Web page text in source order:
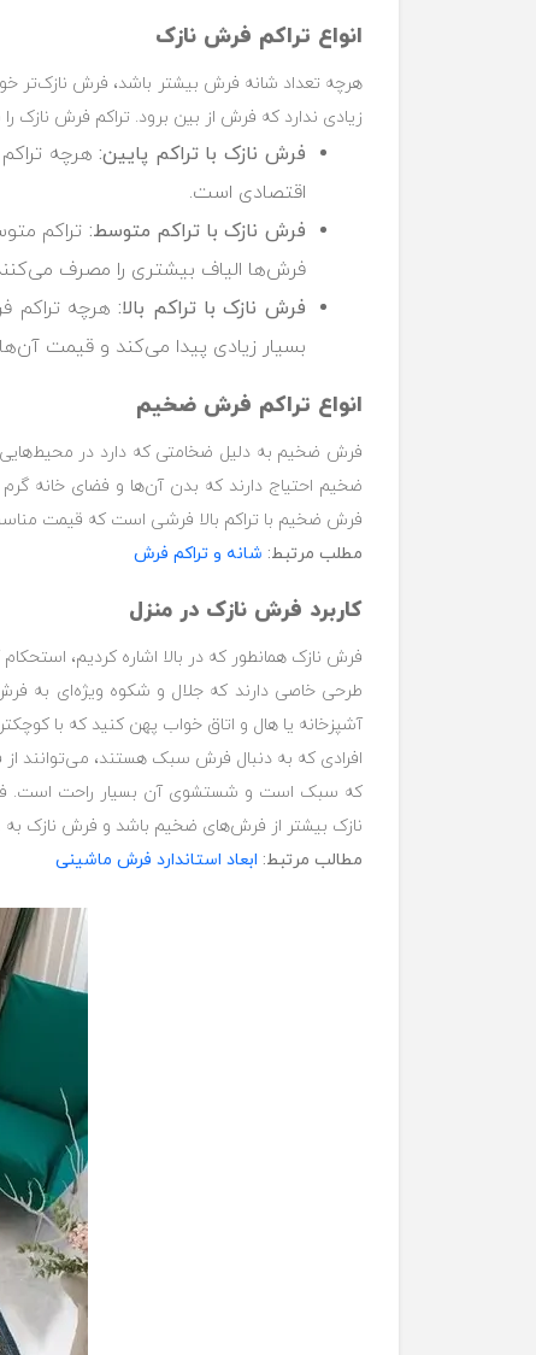
انواع تراکم فرش نازک
هرچه تعداد شانه فرش بیشتر باشد، فرش نازک‌تر
زیادی ندارد که فرش از بین برود. تراکم فرش
فرش نازک با تراکم پایین:هرچه
اقتصادی است.‏
فرش نازک با تراکم متوسط: تراکم
فرش‌ها الیاف بیشتری را مصرف
فرش نازک با تراکم بالا:هرچه تراکم
‏بسیار زیادی پیدا می‌کند و قیمت
انواع تراکم فرش ضخیم
فرش ضخیم به دلیل ضخامتی که دارد در
‏ضخیم احتیاج دارند که بدن آن‌ها و فضای خانه
‏فرش ضخیم با تراکم بالا فرشی است که قیمت مناسبی دارد و نمونه
مطلب مرتبط: شانه و تراکم فرش
کاربرد فرش نازک در منزل
فرش نازک همانطور که در بالا اشاره کردیم،
طرحی خاصی دارند که جلال و شکوه ویژه‌ای به
آشپزخانه یا هال و اتاق خواب پهن کنید که با
افرادی که به دنبال فرش سبک هستند، می‌توانند
که سبک است و شستشوی آن بسیار راحت است.
نازک بیشتر از فرش‌های ضخیم باشد و فرش نازک
مطالب مرتبط: ابعاد استاندارد فرش ماشینی